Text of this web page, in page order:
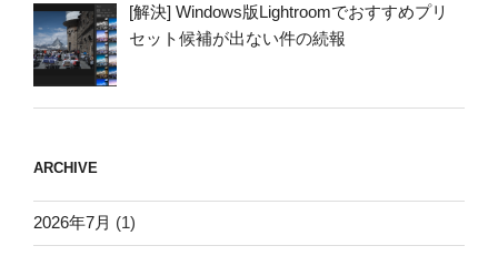
[解決] Windows版Lightroomでおすすめプリ
セット候補が出ない件の続報
ARCHIVE
2026年7月 (1)